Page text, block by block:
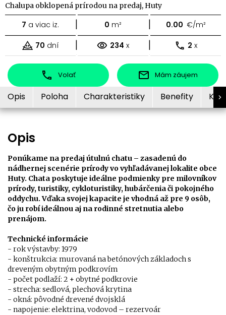
Chalupa obklopená prírodou na predaj, Huty
7 a viac iz. | 0 m² | 0.00 €/m²
70 dní | 234 x | 2 x
Volať Mám záujem
Opis Poloha Charakteristiky Benefity
Opis
Ponúkame na predaj útulnú chatu – zasadenú do
nádhernej scenérie prírody vo vyhľadávanej lokalite obce
Huty. Chata poskytuje ideálne podmienky pre milovníkov
prírody, turistiky, cykloturistiky, hubárčenia či pokojného
oddychu. Vďaka svojej kapacite je vhodná až pre 9 osôb,
čo ju robí ideálnou aj na rodinné stretnutia alebo
prenájom.
Technické informácie
- rok výstavby: 1979
- konštrukcia: murovaná na betónových základoch s
dreveným obytným podkrovím
- počet podlaží: 2 + obytné podkrovie
- strecha: sedlová, plechová krytina
- okná: pôvodné drevené dvojsklá
- napojenie: elektrina, vodovod – rezervoár